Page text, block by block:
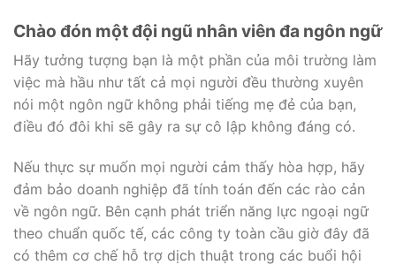
Chào đón một đội ngũ nhân viên đa ngôn ngữ
Hãy tưởng tượng bạn là một phần của môi trường làm
việc mà hầu như tất cả mọi người đều thường xuyên
nói một ngôn ngữ không phải tiếng mẹ đẻ của bạn,
điều đó đôi khi sẽ gây ra sự cô lập không đáng có.
Nếu thực sự muốn mọi người cảm thấy hòa hợp, hãy
đảm bảo doanh nghiệp đã tính toán đến các rào cản
về ngôn ngữ. Bên cạnh phát triển năng lực ngoại ngữ
theo chuẩn quốc tế, các công ty toàn cầu giờ đây đã
có thêm cơ chế hỗ trợ dịch thuật trong các buổi hội